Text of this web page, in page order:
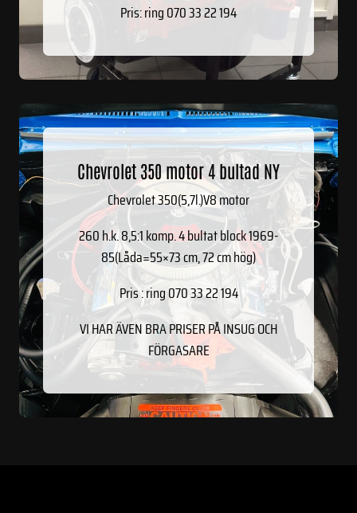
Pris: ring 070 33 22 194
Chevrolet 350 motor 4 bultad NY
Chevrolet 350(5,7l.)V8 motor
260 h.k. 8,5:1 komp. 4 bultat block 1969-
85(Låda=55×73 cm, 72 cm hög)
Pris : ring 070 33 22 194
VI HAR ÄVEN BRA PRISER PÅ INSUG OCH
FÖRGASARE